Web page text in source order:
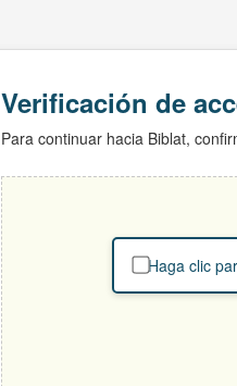
Verificación de
Para continuar hacia Biblat,
Haga clic